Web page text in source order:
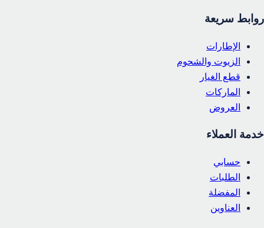
روابط سريعة
الإطارات
الزيوت والشحوم
قطع الغيار
الماركات
العروض
خدمة العملاء
حسابي
الطلبات
المفضلة
العناوين